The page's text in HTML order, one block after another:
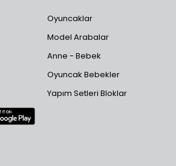
Oyuncaklar
Model Arabalar
Anne - Bebek
Oyuncak Bebekler
Yapım Setleri Bloklar